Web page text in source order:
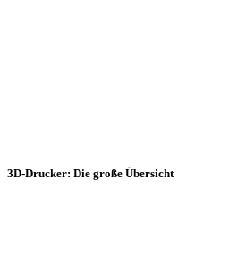
3D-Drucker: Die große Übersicht